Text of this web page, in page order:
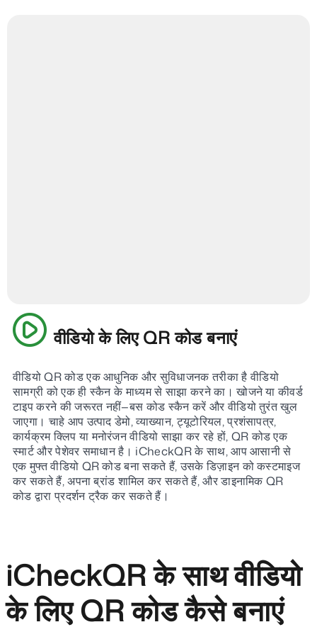
वीडियो के लिए QR कोड बनाएं
वीडियो QR कोड एक आधुनिक और सुविधाजनक तरीका है वीडियो
सामग्री को एक ही स्कैन के माध्यम से साझा करने का। खोजने या कीवर्ड
टाइप करने की जरूरत नहीं—बस कोड स्कैन करें और वीडियो तुरंत खुल
जाएगा। चाहे आप उत्पाद डेमो, व्याख्यान, ट्यूटोरियल, प्रशंसापत्र,
कार्यक्रम क्लिप या मनोरंजन वीडियो साझा कर रहे हों, QR कोड एक
स्मार्ट और पेशेवर समाधान है। iCheckQR के साथ, आप आसानी से
एक मुफ्त वीडियो QR कोड बना सकते हैं, उसके डिज़ाइन को कस्टमाइज
कर सकते हैं, अपना ब्रांड शामिल कर सकते हैं, और डाइनामिक QR
कोड द्वारा प्रदर्शन ट्रैक कर सकते हैं।
iCheckQR के साथ वीडियो
के लिए QR कोड कैसे बनाएं